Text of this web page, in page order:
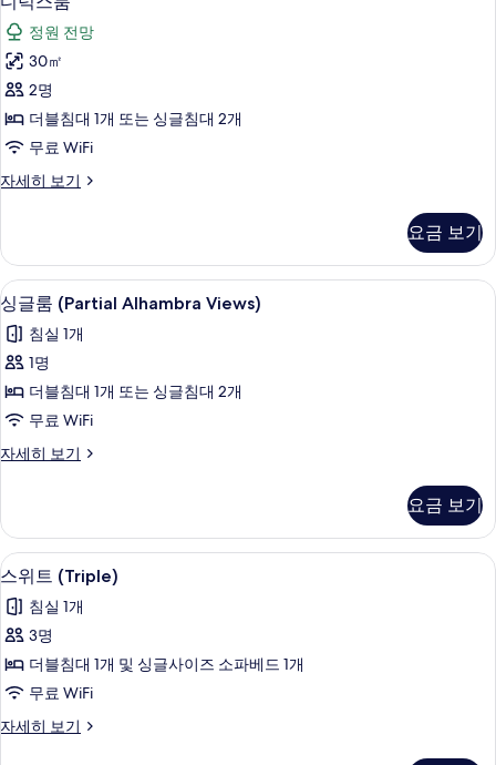
세
히
보
럭
스
룸
사
진
모
두
기
정원 전망
30㎡
2명
더블침대 1개 또는 싱글침대 2개
무료 WiFi
자세히 보기
디
자
세
히
보
기
요금 보기
싱
글
룸
(Partial
Alhambra
Views)
사
두
보
기
1
싱글룸 (Partial Alhambra Views)
침실 1개
1명
더블침대 1개 또는 싱글침대 2개
무료 WiFi
자세히 보기
싱
Alhambra
Views)
자
히
보
요금 보기
스
위
트
(Triple)
사
진
모
1
스위트 (Triple)
침실 1개
3명
더블침대 1개 및 싱글사이즈 소파베드 1개
무료 WiFi
자세히 보기
스